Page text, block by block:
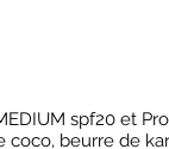
spf20 et
coco, beurre de